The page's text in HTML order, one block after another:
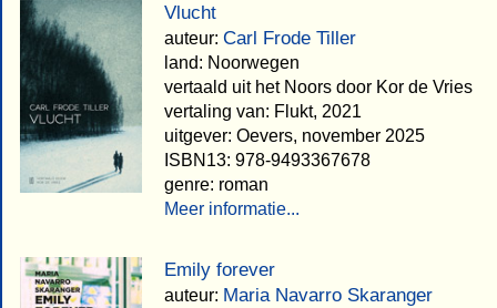
Vlucht
auteur: Carl Frode Tiller
land: Noorwegen
vertaald uit het Noors door Kor de Vries
vertaling van: Flukt, 2021
uitgever: Oevers, november 2025
ISBN13: 978-9493367678
genre: roman
Meer informatie...
Emily forever
auteur: Maria Navarro Skaranger